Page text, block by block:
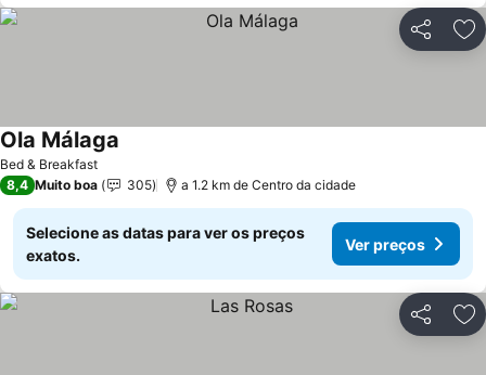
Partilhar
Bed & Breakfast
Ola Málaga
8,4 Muito boa 305 a 1.2 km de Centro da cidade
Selecione as datas para ver os preços
exatos.
Ver preços
Partilhar